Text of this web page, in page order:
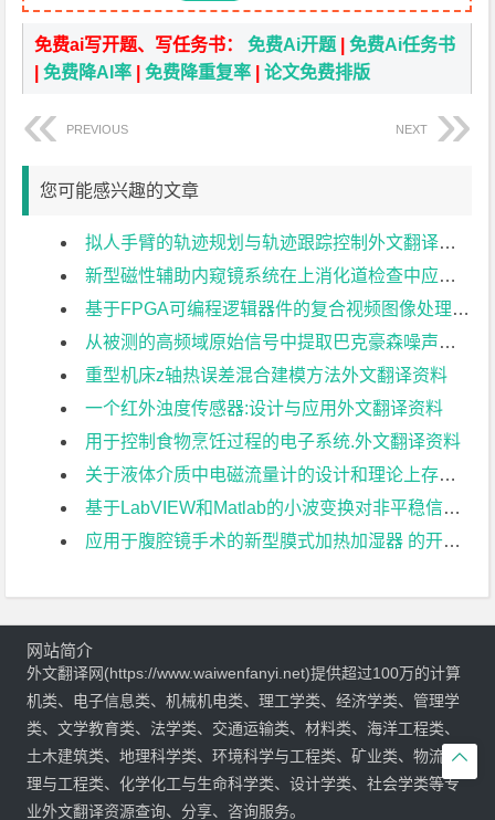
免费ai写开题、写任务书：免费Ai开题 |免费Ai任务书
|免费降AI率 |免费降重复率 |论文免费排版
PREVIOUS NEXT
您可能感兴趣的文章
拟人手臂的轨迹规划与轨迹跟踪控制外文翻译资料
新型磁性辅助内窥镜系统在上消化道检查中应用的可行性 和安全性外文翻译资料
基于FPGA可编程逻辑器件的复合视频图像处理外文翻译资料
从被测的高频域原始信号中提取巴克豪森噪声外文翻译资料
重型机床z轴热误差混合建模方法外文翻译资料
一个红外浊度传感器:设计与应用外文翻译资料
用于控制食物烹饪过程的电子系统.外文翻译资料
关于液体介质中电磁流量计的设计和理论上存在的问题。第二部分:关于带电粒子产生的 噪声理论外文翻译资料
基于LabVIEW和Matlab的小波变换对非平稳信号的分析仿真外文翻译资料
应用于腹腔镜手术的新型膜式加热加湿器 的开发外文翻译资料

网站简介
外文翻译网(https://www.waiwenfanyi.net)提供超过100万的计算
机类、电子信息类、机械机电类、理工学类、经济学类、管理学
类、文学教育类、法学类、交通运输类、材料类、海洋工程类、
土木建筑类、地理科学类、环境科学与工程类、矿业类、物流管
理与工程类、化学化工与生命科学类、设计学类、社会学类等专
业外文翻译资源查询、分享、咨询服务。